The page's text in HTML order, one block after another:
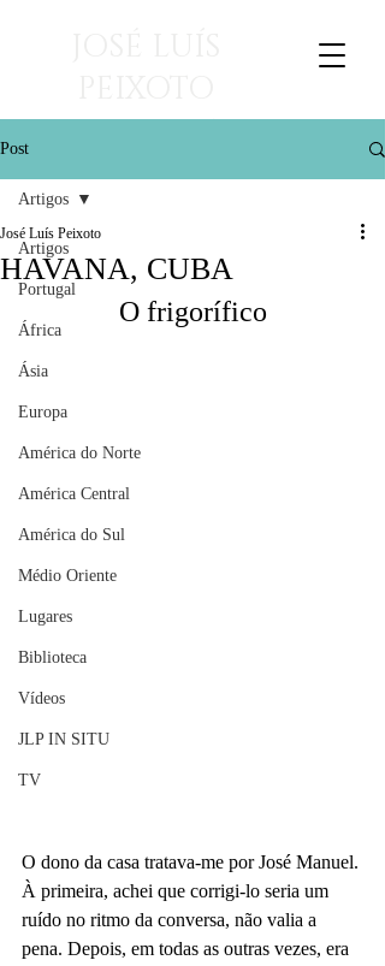
viagens para ler
Post
Artigos
Portugal
África
Ásia
Europa
América do Norte
América Central
América do Sul
Médio Oriente
Lugares
Biblioteca
Vídeos
JLP IN SITU
TV
Artigos
HAVANA, CUBA
José Luís Peixoto
O frigorífico
O dono da casa tratava-me por José Manuel.
À primeira, achei que corrigi-lo seria um
ruído no ritmo da conversa, não valia a
pena. Depois, em todas as outras vezes, era